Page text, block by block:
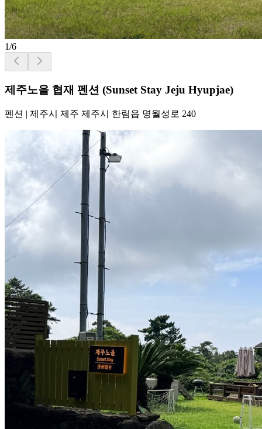
1/6
제주노을 협재 펜션 (Sunset Stay Jeju Hyupjae)
펜션 | 제주시 제주 제주시 한림읍 명월성로 240